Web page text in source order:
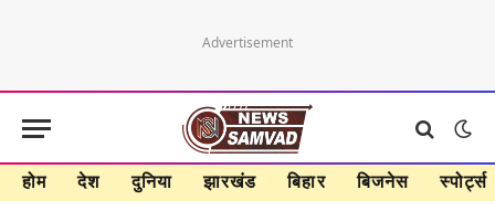
Advertisement
होम देश दुनिया झारखंड बिहार बिजनेस स्पोर्ट्स